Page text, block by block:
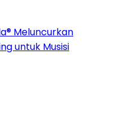
Meluncurkan
untuk Musisi